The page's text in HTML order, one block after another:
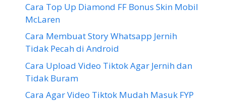
Cara Top Up Diamond FF Bonus Skin Mobil
McLaren
Cara Membuat Story Whatsapp Jernih
Tidak Pecah di Android
Cara Upload Video Tiktok Agar Jernih dan
Tidak Buram
Cara Agar Video Tiktok Mudah Masuk FYP